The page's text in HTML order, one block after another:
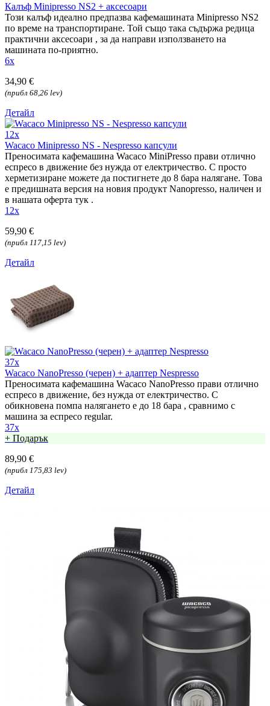
Калъф Minipresso NS2 + аксесоари
Този калъф идеално предпазва кафемашината Minipresso NS2
по време на транспортиране. Той също така съдържа редица
практични аксесоари , за да направи използването на
машината по-приятно.
6x
34,90 €
(прибл 68,26 lev)
Детайл
12x
Wacaco Minipresso NS - Nespresso капсули
Преносимата кафемашина Wacaco MiniPresso прави отлично
еспресо в движение без нужда от електричество. С просто
херметизиране можете да постигнете до 8 бара налягане. Това
е предишната версия на новия продукт Nanopresso, наличен и
в нашата оферта тук .
12x
59,90 €
(прибл 117,15 lev)
Детайл
37x
Wacaco NanoPresso (черен) + адаптер Nespresso
Преносимата кафемашина Wacaco NanoPresso прави отлично
еспресо в движение, без нужда от електричество. С
обикновена помпа налягането е до 18 бара , сравнимо с
машина за еспресо regular.
37x
+ Подарък
89,90 €
(прибл 175,83 lev)
Детайл